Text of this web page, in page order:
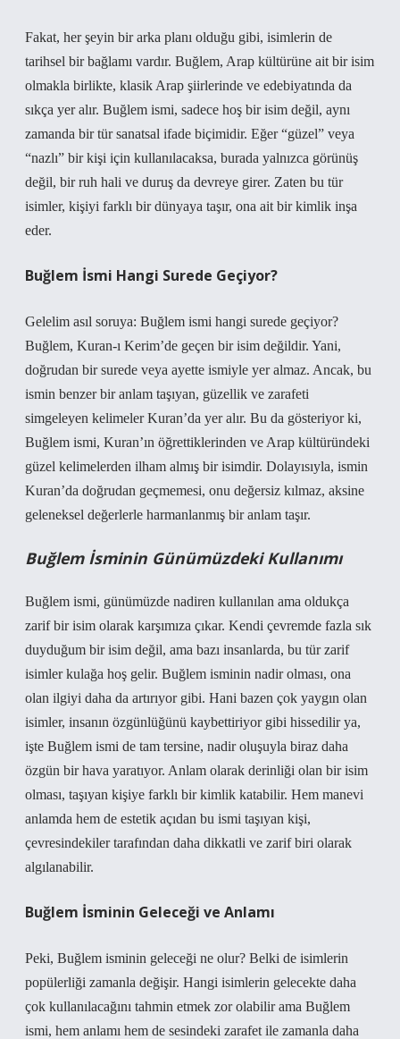
Fakat, her şeyin bir arka planı olduğu gibi, isimlerin de
tarihsel bir bağlamı vardır. Buğlem, Arap kültürüne ait bir isim
olmakla birlikte, klasik Arap şiirlerinde ve edebiyatında da
sıkça yer alır. Buğlem ismi, sadece hoş bir isim değil, aynı
zamanda bir tür sanatsal ifade biçimidir. Eğer “güzel” veya
“nazlı” bir kişi için kullanılacaksa, burada yalnızca görünüş
değil, bir ruh hali ve duruş da devreye girer. Zaten bu tür
isimler, kişiyi farklı bir dünyaya taşır, ona ait bir kimlik inşa
eder.
Buğlem İsmi Hangi Surede Geçiyor?
Gelelim asıl soruya: Buğlem ismi hangi surede geçiyor?
Buğlem, Kuran-ı Kerim’de geçen bir isim değildir. Yani,
doğrudan bir surede veya ayette ismiyle yer almaz. Ancak, bu
ismin benzer bir anlam taşıyan, güzellik ve zarafeti
simgeleyen kelimeler Kuran’da yer alır. Bu da gösteriyor ki,
Buğlem ismi, Kuran’ın öğrettiklerinden ve Arap kültüründeki
güzel kelimelerden ilham almış bir isimdir. Dolayısıyla, ismin
Kuran’da doğrudan geçmemesi, onu değersiz kılmaz, aksine
geleneksel değerlerle harmanlanmış bir anlam taşır.
Buğlem İsminin Günümüzdeki Kullanımı
Buğlem ismi, günümüzde nadiren kullanılan ama oldukça
zarif bir isim olarak karşımıza çıkar. Kendi çevremde fazla sık
duyduğum bir isim değil, ama bazı insanlarda, bu tür zarif
isimler kulağa hoş gelir. Buğlem isminin nadir olması, ona
olan ilgiyi daha da artırıyor gibi. Hani bazen çok yaygın olan
isimler, insanın özgünlüğünü kaybettiriyor gibi hissedilir ya,
işte Buğlem ismi de tam tersine, nadir oluşuyla biraz daha
özgün bir hava yaratıyor. Anlam olarak derinliği olan bir isim
olması, taşıyan kişiye farklı bir kimlik katabilir. Hem manevi
anlamda hem de estetik açıdan bu ismi taşıyan kişi,
çevresindekiler tarafından daha dikkatli ve zarif biri olarak
algılanabilir.
Buğlem İsminin Geleceği ve Anlamı
Peki, Buğlem isminin geleceği ne olur? Belki de isimlerin
popülerliği zamanla değişir. Hangi isimlerin gelecekte daha
çok kullanılacağını tahmin etmek zor olabilir ama Buğlem
ismi, hem anlamı hem de sesindeki zarafet ile zamanla daha